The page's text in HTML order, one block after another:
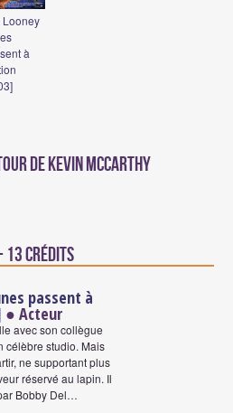
Looney
à
de Kevin McCarthy
13 crédits
passent à
● Acteur
avec son collègue
célèbre studio. Mais
ne supportant plus
réservé au lapin. Il
Bobby Del…